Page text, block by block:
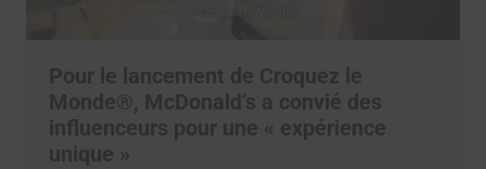
Pour le lancement de Croquez le
Monde®, McDonald’s a convié des
influenceurs pour une « expérience
unique »